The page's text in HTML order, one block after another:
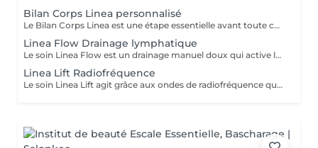
Bilan Corps Linea personnalisé
Le Bilan Corps Linea est une étape essentielle avant toute cure minceur. Réalisé avec notre expertise, il permet d'analyser vos besoins, vos habitudes et vos objectifs afin de construire un programme parfaitement adapté à votre silhouette. Ce bilan personnalisé nous permet de vous orienter vers les soins les plus efficaces et de définir une stratégie minceur claire, avec un suivi précis. Vous bénéficiez ainsi d'un accompagnement sur mesure, pensé pour optimiser vos résultats et atteindre vos objectifs dans les meilleures conditions.
Linea Flow Drainage lymphatique
Le soin Linea Flow est un drainage manuel doux qui active la circulation lymphatique, favorise l'élimination des toxines et diminue la rétention d'eau. Il apporte une sensation immédiate de légèreté, affine la silhouette et améliore la qualité de la peau. Idéal en cure pour un effet détox et jambes légères.
Linea Lift Radiofréquence
Le soin Linea Lift agit grâce aux ondes de radiofréquence qui chauffent les tissus en profondeur. Cette stimulation relance la production de collagène et d'élastine, raffermit la peau et améliore son élasticité. Idéal pour lutter contre le relâchement cutané et redessiner les contours du corps, ce soin apporte un effet liftant progressif et naturel.